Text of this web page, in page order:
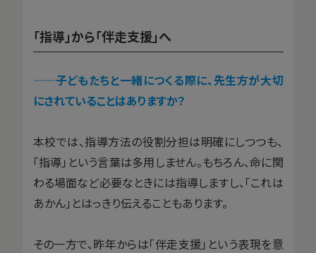
「指導」から「伴走支援」へ
——子どもたちと一緒につくる際に、先生方が大切
にされていることはありますか？
本校では、指導方法の役割分担は明確にしつつも、
「指導」という言葉は多用しません。もちろん、命に関
わる場面など必要なときには指導しますし、「これは
あかん」とはっきり伝えることもあります。
その一方で、昨年からは「伴走支援」という表現を意